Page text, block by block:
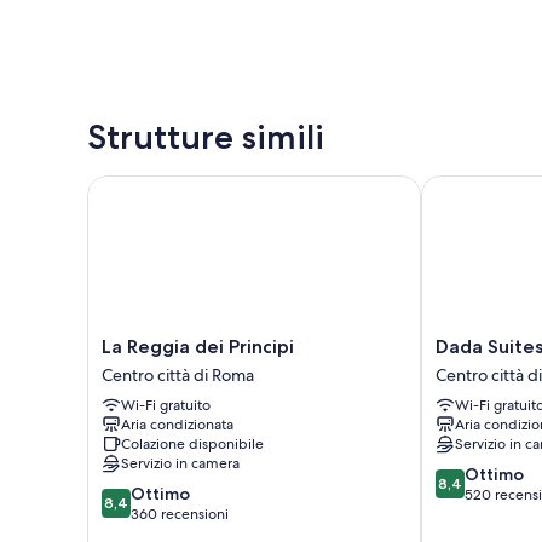
Strutture simili
La
Reggia
dei
Principi
Centro
città
di
Roma
La Reggia dei Principi
Centro città di Roma
Wi-Fi gratuito
Aria condizionata
Colazione disponibile
Servizio in camera
8.4
su
8,4 Ottimo
360 recensioni
La Reggia dei Principi
Dada
Suites
Centro
città
di
Roma
Dada Suites
Centro città
Wi-Fi
Aria
Servizio in
8.4
su
8,4 Ottimo
520
Dada Suites